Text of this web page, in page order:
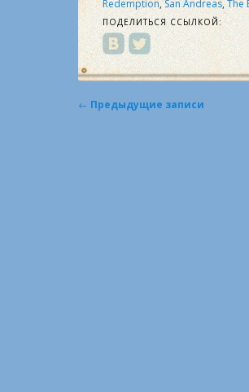
Redemption,San Andreas,The
ПОДЕЛИТЬСЯ ССЫЛКОЙ:
Навигация
← Предыдущие записи